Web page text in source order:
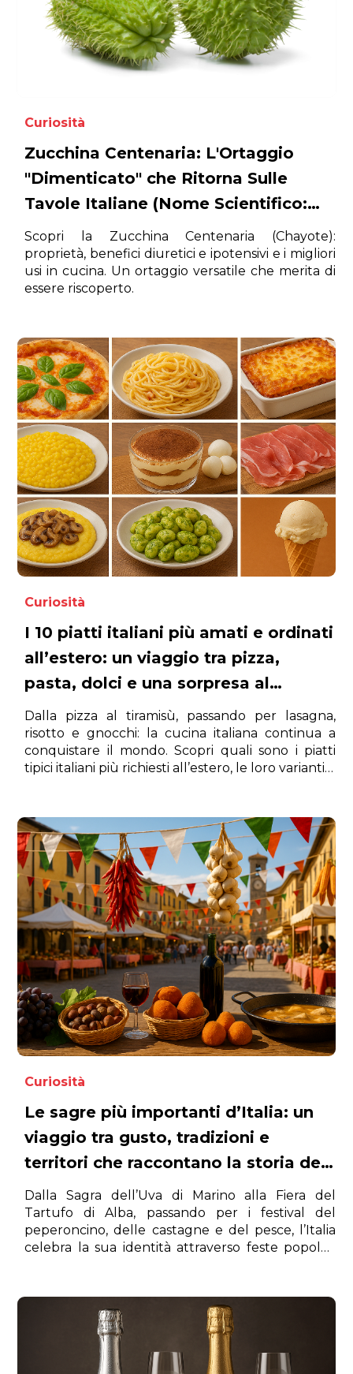
Curiosità
Zucchina Centenaria: L'Ortaggio
"Dimenticato" che Ritorna Sulle
Tavole Italiane (Nome Scientifico:
Sechium edule)
Scopri la Zucchina Centenaria (Chayote):
proprietà, benefici diuretici e ipotensivi e i migliori
usi in cucina. Un ortaggio versatile che merita di
essere riscoperto.
Curiosità
I 10 piatti italiani più amati e ordinati
all’estero: un viaggio tra pizza,
pasta, dolci e una sorpresa al
numero 7 che non ti aspetti
Dalla pizza al tiramisù, passando per lasagna,
risotto e gnocchi: la cucina italiana continua a
conquistare il mondo. Scopri quali sono i piatti
tipici italiani più richiesti all’estero, le loro varianti e
Curiosità
Le sagre più importanti d’Italia: un
viaggio tra gusto, tradizioni e
territori che raccontano la storia del
nostro Paese
Dalla Sagra dell’Uva di Marino alla Fiera del
Tartufo di Alba, passando per i festival del
peperoncino, delle castagne e del pesce, l’Italia
celebra la sua identità attraverso feste popolari